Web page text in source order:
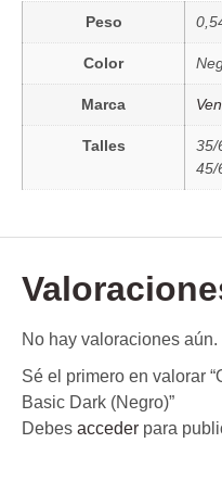
Peso
Color
Marca
Talles
35/
45/
No hay valoraciones aún.
Sé el primero en valorar
Basic Dark (Negro)”
Debes acceder para